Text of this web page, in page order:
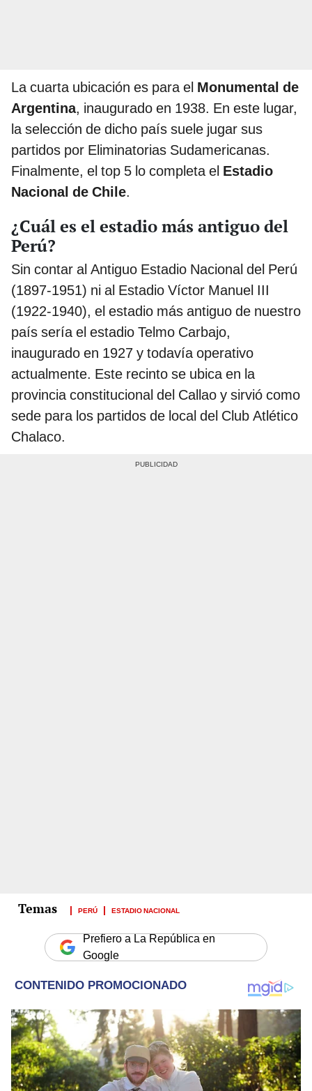
La cuarta ubicación es para el Monumental de
Argentina, inaugurado en 1938. En este lugar,
la selección de dicho país suele jugar sus
partidos por Eliminatorias Sudamericanas.
Finalmente, el top 5 lo completa el Estadio
Nacional de Chile.
¿Cuál es el estadio más antiguo del
Perú?
Sin contar al Antiguo Estadio Nacional del Perú
(1897-1951) ni al Estadio Víctor Manuel III
(1922-1940), el estadio más antiguo de nuestro
país sería el estadio Telmo Carbajo,
inaugurado en 1927 y todavía operativo
actualmente. Este recinto se ubica en la
provincia constitucional del Callao y sirvió como
sede para los partidos de local del Club Atlético
Chalaco.
PERÚ ESTADIO NACIONAL
Prefiero a La República en
Google